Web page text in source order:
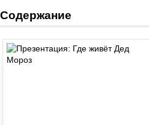
Содержание